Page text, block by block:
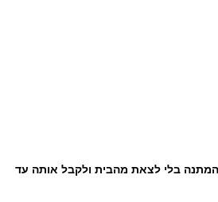
בלי לצאת מהבית ולקבל אותה עד